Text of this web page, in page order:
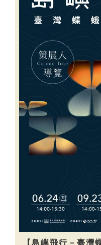
【島嶼飛行－臺灣